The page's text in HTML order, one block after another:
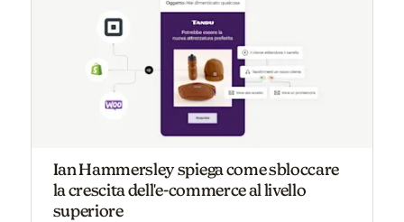
Ian Hammersley spiega come sbloccare
la crescita dell'e-commerce al livello
superiore